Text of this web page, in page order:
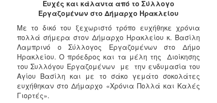
2017
2016
2015
2013
2012
2011
2010
Ευχές και κάλαντα από το Σύλλογο
Εργαζομένων στο Δήμαρχο Ηρακλείου
Με το δικό του ξεχωριστό τρόπο ευχήθηκε χρόνια
πολλά σήμερα στον Δήμαρχο Ηρακλείου κ. Βασίλη
Λαμπρινό ο Σύλλογος Εργαζομένων στο Δήμο
Ηρακλείου. Ο πρόεδρος και τα μέλη της Διοίκησης
του Συλλόγου Εργαζομένων με την ενδυμασία του
Αγίου Βασίλη και με το σάκο γεμάτο σοκολάτες
ευχήθηκαν στο Δήμαρχο «Χρόνια Πολλά και Καλές
Γιορτές».